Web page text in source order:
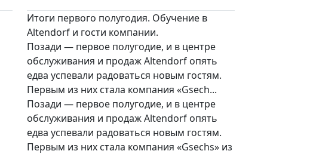
Итоги первого полугодия. Обучение в
Altendorf и гости компании.
Позади — первое полугодие, и в центре
обслуживания и продаж Altendorf опять
едва успевали радоваться новым гостям.
Первым из них стала компания «Gsech...
Позади — первое полугодие, и в центре
обслуживания и продаж Altendorf опять
едва успевали радоваться новым гостям.
Первым из них стала компания «Gsechs» из